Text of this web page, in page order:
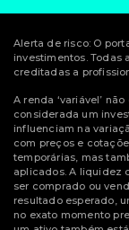
Alerta de risco: O
investimentos. Todas
creditadas a
A renda ‘variável’
considerada um
influenciam na
com preços e
temporárias, mas
aplicados. A liquidez
ser comprado ou
resultado esperado,
no exato momento